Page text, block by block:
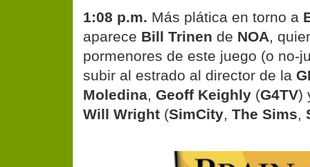
1:08 p.m. Más plática en torno a
aparece Bill Trinen de NOA,
pormenores de este juego (o no-
subir al estrado al director de la
Moledina, Geoff Keighly (G4TV)
Will Wright (SimCity, The Sims,